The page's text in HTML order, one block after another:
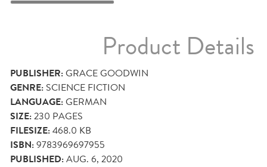
Product Details
PUBLISHER:GRACE GOODWIN
GENRE: SCIENCE FICTION
LANGUAGE:GERMAN
SIZE:230 PAGES
FILESIZE:468.0 KB
ISBN:9783969697955
PUBLISHED:AUG. 6, 2020